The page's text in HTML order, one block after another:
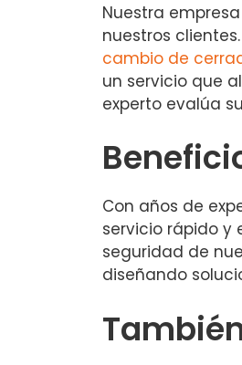
Nuestra
nuestros
cambio de
un servicio que
experto evalúa
Con años de
servicio rápido y
seguridad de
diseñando